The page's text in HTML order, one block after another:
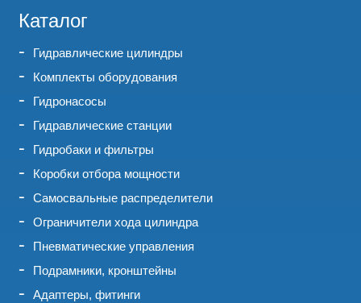
Каталог
Гидравлические цилиндры
Комплекты оборудования
Гидронасосы
Гидравлические станции
Гидробаки и фильтры
Коробки отбора мощности
Самосвальные распределители
Ограничители хода цилиндра
Пневматические управления
Подрамники, кронштейны
Адаптеры, фитинги